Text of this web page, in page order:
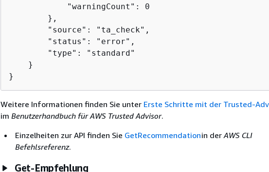
            "warningCount": 0
        },
        "source": "ta_check",
        "status": "error",
        "type": "standard"
    }
}
Weitere Informationen finden Sie unter Erste Schritte mit der Trusted-
im Benutzerhandbuch für AWS Trusted Advisor.
Einzelheiten zur API finden Sie GetRecommendationin derAWS CLI
Befehlsreferenz.
Get-Empfehlung